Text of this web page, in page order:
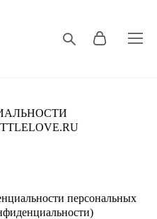
персональных